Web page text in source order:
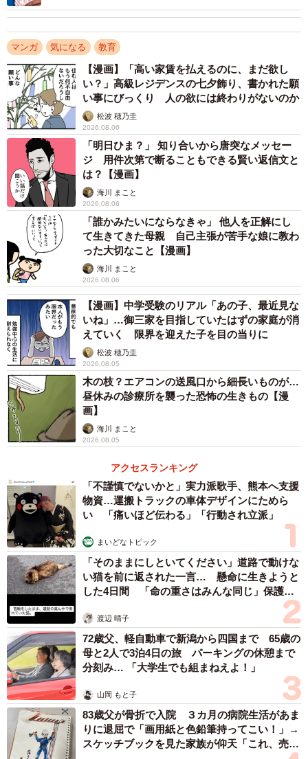
「Oさんは、東大卒なんですか？ うちの娘がお子さんから
聞いてきて」
するとOさんは、少し笑みを浮かべながらこう返したそうで
す。
「まあ、東大と言えば東大なんですけど、近い名前の大学
です」
その瞬間、テーブルは妙な盛り上がりを見せました。
「東京大学ではない東大」――始まった保護者た
ちの推理合戦
「え、東京大学じゃないんですか？」
「東△大学？」
「東京○○大学？」
「東□大学？」
まるでクイズ番組のような空気になり、周囲の保護者たち
は半笑いで正解探しを始めたといいます。
Oさんは否定も肯定もせず、「まあ、そんな感じです」と含
みを持たせ続けました。
最終的に判明したのは、確かに頭のいい学校でした。その
瞬間、場にはなんともいえない空気が漂いました。
その大学名を聞けば、十分に難関大学であることは誰もが
理解できるものでした。 けれど、あえて誤解の余地が残る
ような言い回しで、自分の学歴を少しだけ大きく見せるOさ
ん。
Aさんは、こう振り返ります。
「その大学名を聞けば、普通に、すごいですね、となるよ
うな学校です。ただ、『東大と言えば東大』という含みを
持たせた言い方をされたことで、誤認させる余白を楽しん
でいるような、どこかこちらが試されている空気になって
しまったんです」
マンガ 気になる 教育
【漫画】「高い家賃を払えるのに、まだ欲し
い？」高級レジデンスの七夕飾り、書かれた願
い事にびっくり 人の欲には終わりがないのか
松波 穂乃圭
2026.08.06
「明日ひま？」 知り合いから唐突なメッセー
ジ 用件次第で断ることもできる賢い返信文と
は？【漫画】
海川 まこと
2026.08.06
「誰かみたいにならなきゃ」 他人を正解にし
て生きてきた母親 自己主張が苦手な娘に教わ
った大切なこと【漫画】
海川 まこと
2026.08.06
【漫画】中学受験のリアル「あの子、最近見な
いね」…御三家を目指していたはずの家庭が消
えていく 限界を迎えた子を目の当りに
松波 穂乃圭
2026.08.05
木の枝？エアコンの送風口から細長いものが…
昼休みの診療所を襲った恐怖の生きもの【漫
画】
海川 まこと
2026.08.05
アクセスランキング
「不謹慎でないかと」実力派歌手、熊本へ支援
物資…運搬トラックの車体デザインにためら
い 「痛いほど伝わる」「行動され立派」
まいどなトピック
「そのままにしといてください」道路で動けな
い猫を前に返された一言… 懸命に生きようと
した4日間 「命の重さはみんな同じ」保護団
渡辺 晴子
72歳父、軽自動車で新潟から四国まで 65歳の
母と2人で3泊4日の旅 パーキングの休憩まで
分刻み… 「大学生でも組まねえよ！」
山岡 もと子
83歳父が骨折で入院 ３カ月の病院生活があま
りに退屈で「画用紙と色鉛筆持ってこい！」→
スケッチブックを見た家族が仰天「これ、売れ